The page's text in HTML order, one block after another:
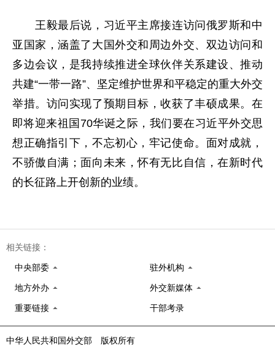
王毅最后说，习近平主席接连访问俄罗斯和中
亚国家，涵盖了大国外交和周边外交、双边访问和
多边会议，是我持续推进全球伙伴关系建设、推动
共建“一带一路”、坚定维护世界和平稳定的重大外交
举措。访问实现了预期目标，收获了丰硕成果。在
即将迎来祖国70华诞之际，我们要在习近平外交思
想正确指引下，不忘初心，牢记使命。面对成就，
不骄傲自满；面向未来，怀有无比自信，在新时代
的长征路上开创新的业绩。
相关链接：
中央部委 驻外机构
地方外办 外交新媒体
重要链接 干部考录
中华人民共和国外交部 版权所有